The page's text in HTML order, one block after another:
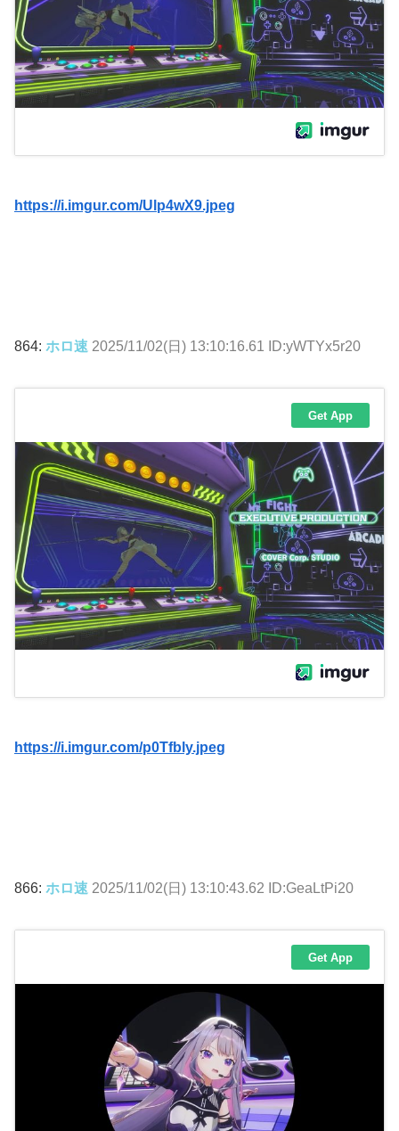
https://i.imgur.com/Ulp4wX9.jpeg
864: ホロ速 2025/11/02(日) 13:10:16.61 ID:yWTYx5r20
https://i.imgur.com/p0Tfbly.jpeg
866: ホロ速 2025/11/02(日) 13:10:43.62 ID:GeaLtPi20